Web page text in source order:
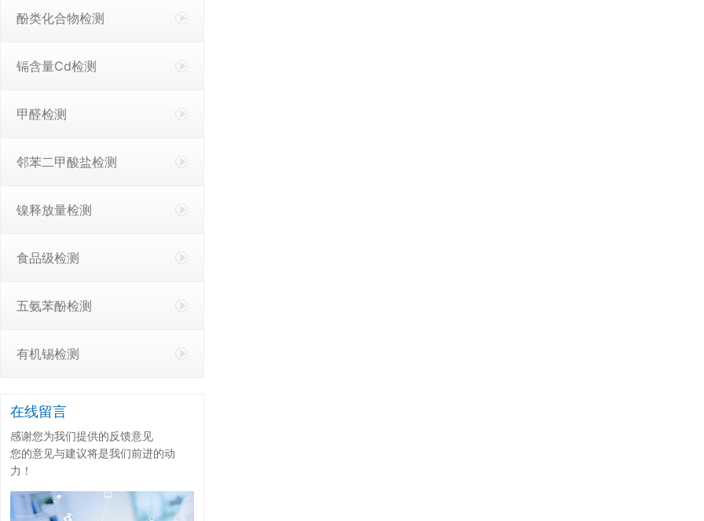
酚类化合物检测
镉含量Cd检测
甲醛检测
邻苯二甲酸盐检测
镍释放量检测
食品级检测
五氨苯酚检测
有机锡检测
在线留言
感谢您为我们提供的反馈意见
您的意见与建议将是我们前进的动
力！